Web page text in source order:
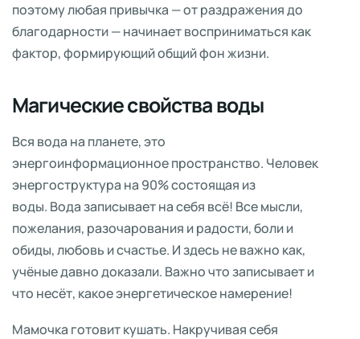
поэтому любая привычка — от раздражения до
благодарности — начинает восприниматься как
фактор, формирующий общий фон жизни.
Магические свойства воды
Вся вода на планете, это
энергоинформационное пространство. Человек
энергоструктура на 90% состоящая из
воды. Вода записывает на себя всё! Все мысли,
пожелания, разочарования и радости, боли и
обиды, любовь и счастье. И здесь не важно как,
учёные давно доказали. Важно что записывает и
что несёт, какое энергетическое намерение!
Мамочка готовит кушать. Накручивая себя